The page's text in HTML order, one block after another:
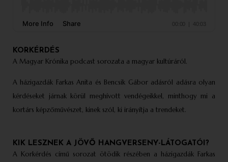
KORKÉRDÉS
A Magyar Krónika podcast sorozata a magyar kultúráról.
A házigazdák Farkas Anita és Bencsik Gábor adásról adásra olyan
kérdéseket járnak körül meghívott vendégeikkel, minthogy mi a
kortárs képzőművészet, kinek szól, ki irányítja a trendeket.
KIK LESZNEK A JÖVŐ HANGVERSENY-LÁTOGATÓI?
A Korkérdés című sorozat ötödik részében a házigazdák Farkas